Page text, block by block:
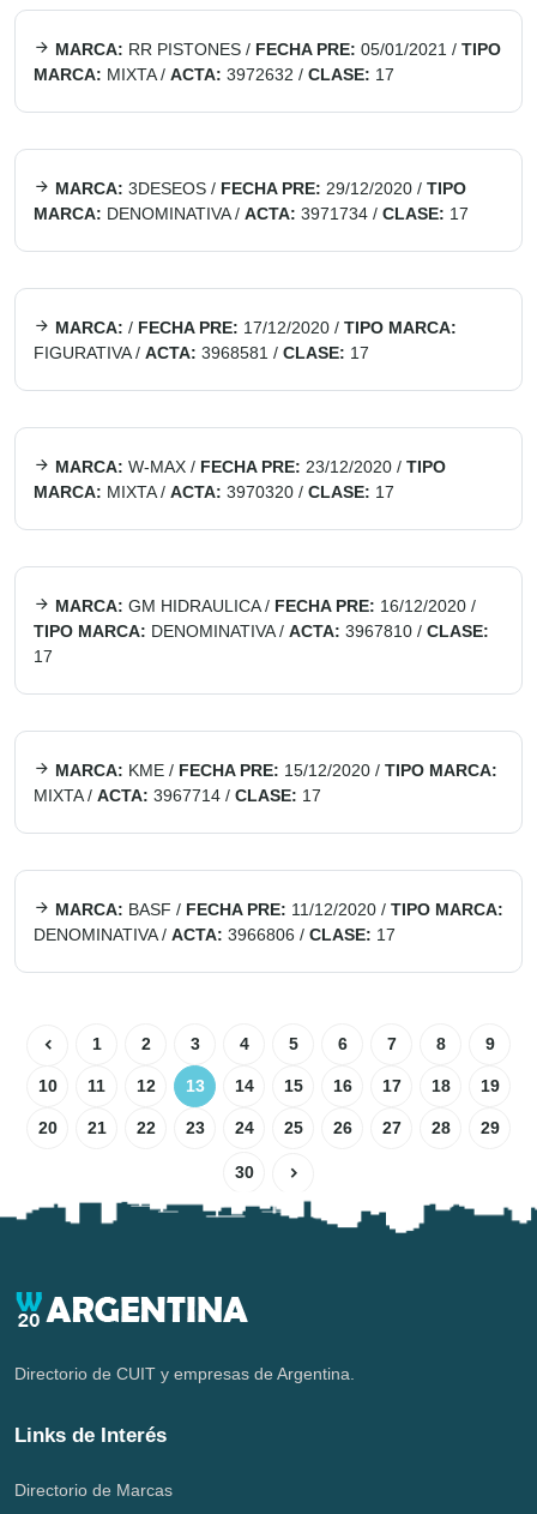
MARCA: RR PISTONES / FECHA PRE: 05/01/2021 / TIPO
MARCA: MIXTA/ ACTA: 3972632 / CLASE: 17
MARCA: 3DESEOS / FECHA PRE: 29/12/2020 / TIPO
MARCA: DENOMINATIVA/ ACTA: 3971734 / CLASE: 17
MARCA: / FECHA PRE: 17/12/2020 / TIPO MARCA:
FIGURATIVA/ ACTA: 3968581 / CLASE: 17
MARCA: W-MAX / FECHA PRE: 23/12/2020 / TIPO
MARCA: MIXTA/ ACTA: 3970320 / CLASE: 17
MARCA: GM HIDRAULICA/ FECHA PRE: 16/12/2020 /
TIPO MARCA: DENOMINATIVA/ ACTA: 3967810 / CLASE:
17
MARCA: KME / FECHA PRE: 15/12/2020 / TIPO MARCA:
MIXTA/ ACTA: 3967714 / CLASE: 17
MARCA: BASF / FECHA PRE: 11/12/2020 / TIPO MARCA:
DENOMINATIVA/ ACTA: 3966806 / CLASE: 17
1 2 3 4 5 6 7 8 9
10 11 12 13 14 15 16 17 18 19
20 21 22 23 24 25 26 27 28 29
30
Directorio de CUIT y empresas de Argentina.
Links de Interés
Directorio de Marcas